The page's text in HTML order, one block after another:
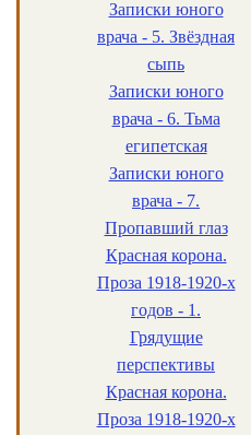
Записки юного
врача - 5. Звёздная
сыпь
Записки юного
врача - 6. Тьма
египетская
Записки юного
врача - 7.
Пропавший глаз
Красная корона.
Проза 1918-1920-х
годов - 1.
Грядущие
перспективы
Красная корона.
Проза 1918-1920-х